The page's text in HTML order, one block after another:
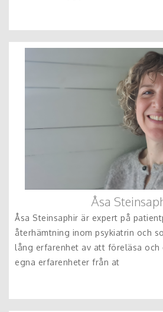
Åsa
Åsa Steinsaphir är expert på
återhämtning inom psykiatrin och
lång erfarenhet av att föreläsa och
egna erfarenheter från at